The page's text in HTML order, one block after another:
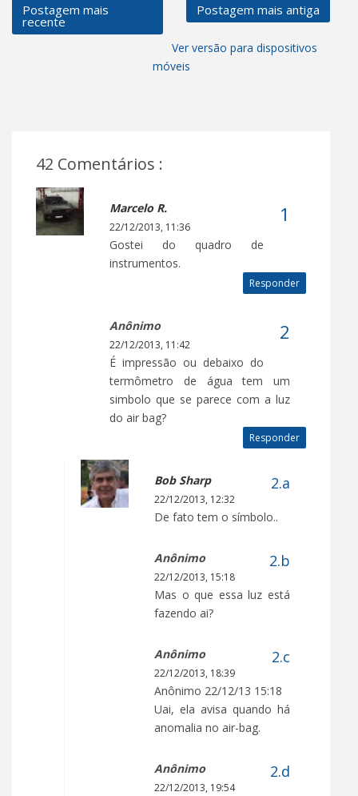
Postagem mais
recente
Postagem mais antiga
Ver versão para dispositivos
móveis
42 Comentários :
Marcelo R.
22/12/2013, 11:36
Gostei do quadro de
instrumentos.
Responder
Anônimo
22/12/2013, 11:42
É impressão ou debaixo do
termômetro de água tem um
simbolo que se parece com a luz
do air bag?
Responder
Bob Sharp
22/12/2013, 12:32
De fato tem o símbolo..
Anônimo
22/12/2013, 15:18
Mas o que essa luz está
fazendo ai?
Anônimo
22/12/2013, 18:39
Anônimo 22/12/13 15:18
Uai, ela avisa quando há
anomalia no air-bag.
Anônimo
22/12/2013, 19:54